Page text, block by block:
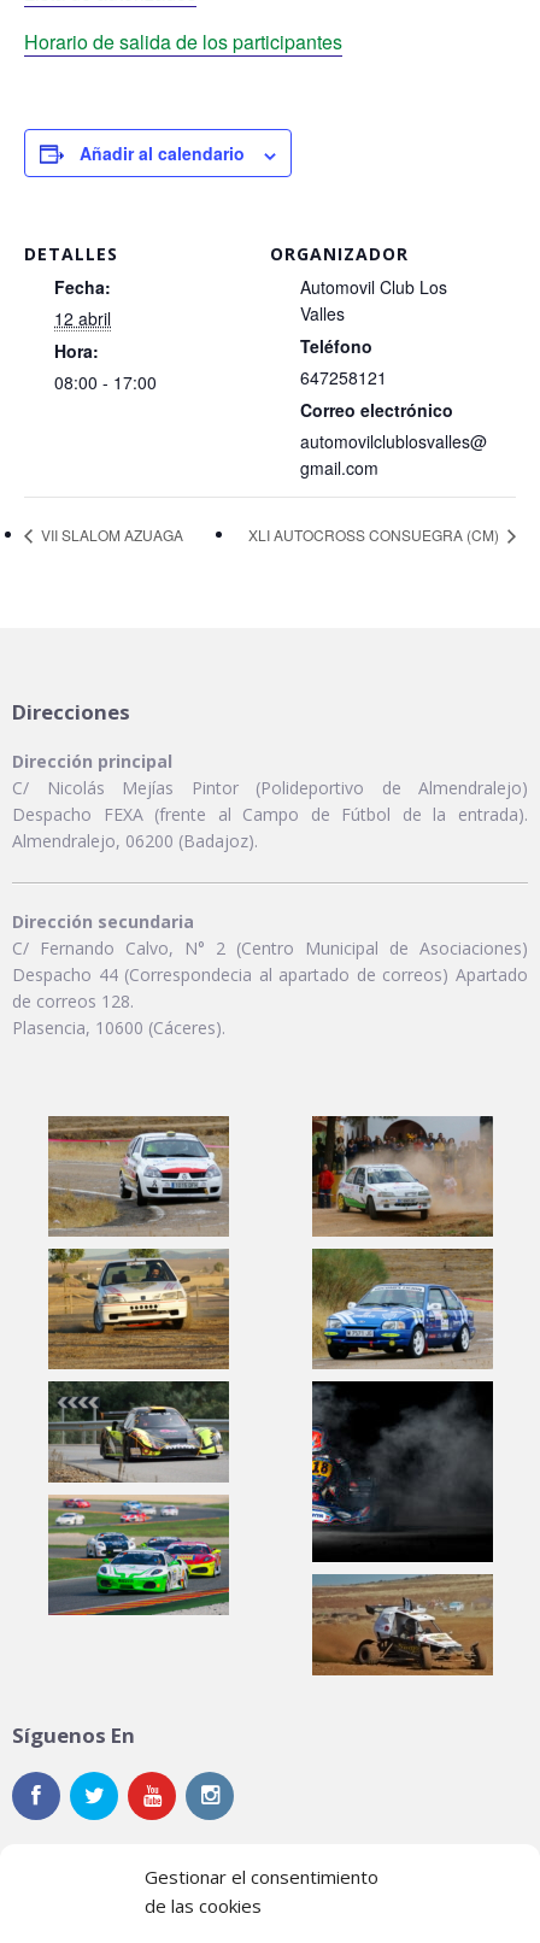
Gestionar el consentimiento
de las cookies
Horario de salida de los participantes
Añadir al calendario
DETALLES
Fecha:
12 abril
Hora:
08:00 - 17:00
ORGANIZADOR
Automovil Club Los
Valles
Teléfono
647258121
Correo electrónico
automovilclublosvalles@
gmail.com
VII SLALOM AZUAGA XLI AUTOCROSS CONSUEGRA (CM)
Direcciones
Dirección principal
C/ Nicolás Mejías Pintor (Polideportivo de Almendralejo)
Despacho FEXA (frente al Campo de Fútbol de la entrada).
Almendralejo, 06200 (Badajoz).
Dirección secundaria
C/ Fernando Calvo, N° 2 (Centro Municipal de Asociaciones)
Despacho 44 (Correspondecia al apartado de correos) Apartado
de correos 128.
Plasencia, 10600 (Cáceres).
Síguenos En